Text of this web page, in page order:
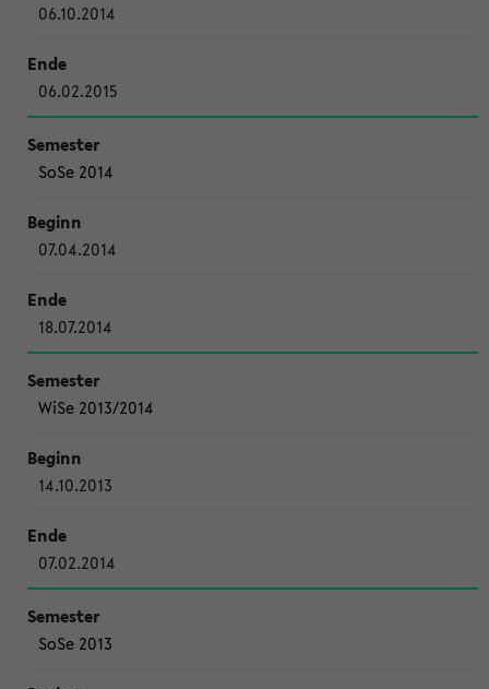
06.10.2014
06.02.2015
SoSe 2014
07.04.2014
18.07.2014
WiSe 2013/2014
14.10.2013
07.02.2014
SoSe 2013